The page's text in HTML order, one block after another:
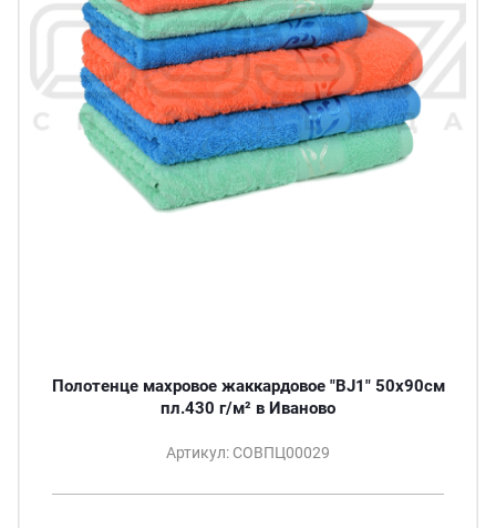
Полотенце махровое жаккардовое "BJ1" 50х90см
пл.430 г/м² в Иваново
Артикул: СОВПЦ00029